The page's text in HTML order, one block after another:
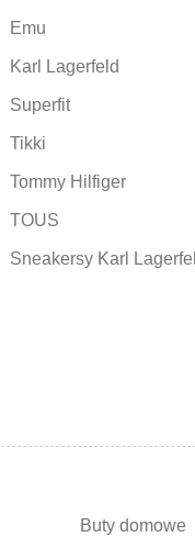
Emu
Karl Lagerfeld
Superfit
Tikki
Tommy Hilfiger
TOUS
Sneakersy Karl
Buty domowe